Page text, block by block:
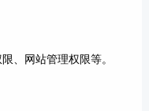
、网站管理权限等。